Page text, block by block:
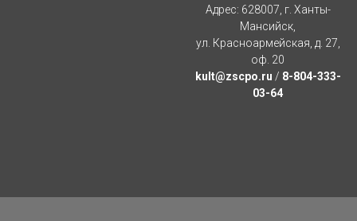
Адрес: 628007, г. Ханты-
Мансийск,
ул. Красноармейская, д. 27,
оф. 20
kult@zscpo.ru / 8-804-333-
03-64